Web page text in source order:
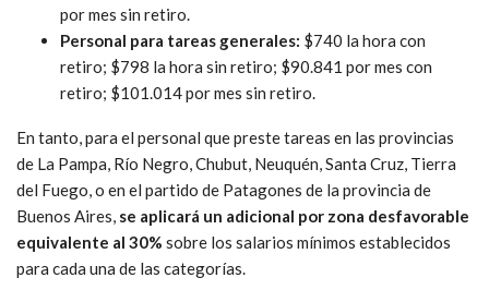
por mes sin retiro.
Personal para tareas generales: $740 la hora con
retiro; $798 la hora sin retiro; $90.841 por mes con
retiro; $101.014 por mes sin retiro.
En tanto, para el personal que preste tareas en las provincias
de La Pampa, Río Negro, Chubut, Neuquén, Santa Cruz, Tierra
del Fuego, o en el partido de Patagones de la provincia de
Buenos Aires, se aplicará un adicional por zona desfavorable
equivalente al 30% sobre los salarios mínimos establecidos
para cada una de las categorías.